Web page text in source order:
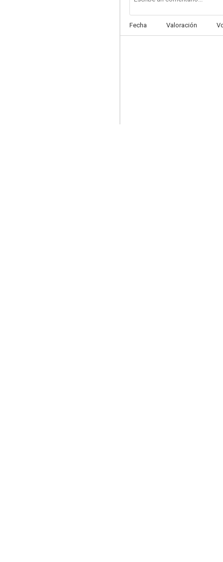
Fecha Valoración